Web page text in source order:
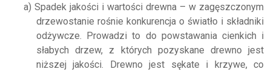
a) Spadek jakości i wartości drewna – w zagęszczonym
drzewostanie rośnie konkurencja o światło i składniki
odżywcze. Prowadzi to do powstawania cienkich i
słabych drzew, z których pozyskane drewno jest
niższej jakości. Drewno jest sękate i krzywe, co